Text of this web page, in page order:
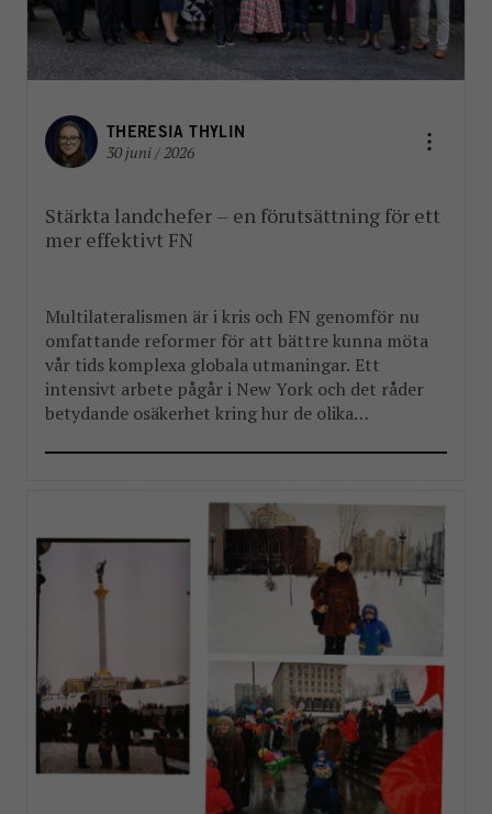
THERESIA THYLIN
30 juni / 2026
Stärkta landchefer – en förutsättning för ett
mer effektivt FN
Multilateralismen är i kris och FN genomför nu
omfattande reformer för att bättre kunna möta
vår tids komplexa globala utmaningar. Ett
intensivt arbete pågår i New York och det råder
betydande osäkerhet kring hur de olika
välkommen del i reformarbetet är stärkandet av